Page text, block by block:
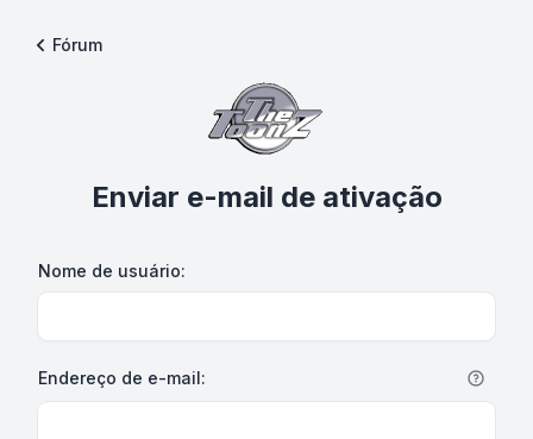
Fórum
Enviar e-mail de ativação
Nome de usuário:
Endereço de e-mail: